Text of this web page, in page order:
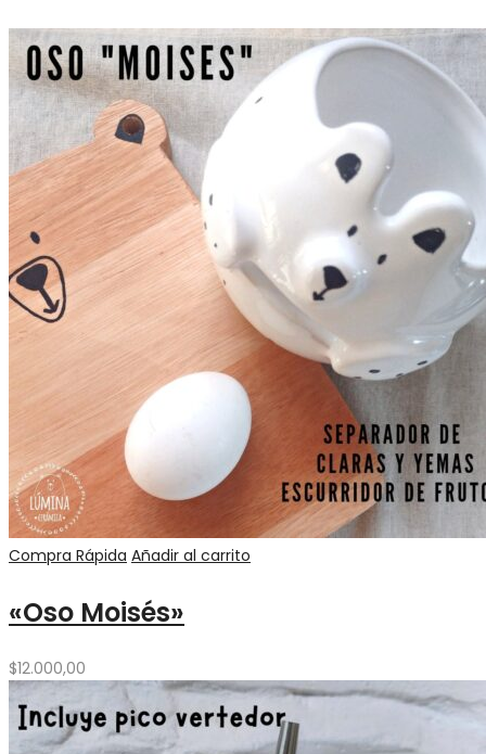
Compra Rápida Añadir al carrito
«Oso Moisés»
$12.000,00